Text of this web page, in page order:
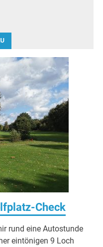
Check
rund eine Autostunde
eintönigen 9 Loch